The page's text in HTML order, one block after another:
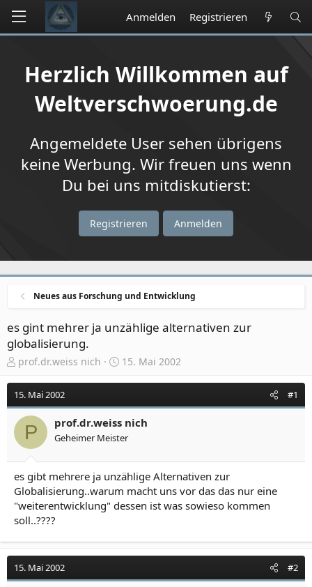
Anmelden Registrieren
Herzlich Willkommen auf
Weltverschwoerung.de
Angemeldete User sehen übrigens
keine Werbung. Wir freuen uns wenn
Du bei uns mitdiskutierst:
Registrieren Anmelden
Neues aus Forschung und Entwicklung
es gint mehrer ja unzählige alternativen zur
globalisierung.
E
s
t
l
r
prof.dr.weiss nich
E
s
l
l
a
m
15. Mai 2002
15. Mai 2002 #1
P prof.dr.weiss nich
Geheimer Meister
es gibt mehrere ja unzählige Alternativen zur
Globalisierung..warum macht uns vor das das nur eine
"weiterentwicklung" dessen ist was sowieso kommen
soll..????
15. Mai 2002 #2